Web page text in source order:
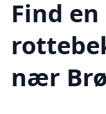
Find
nær